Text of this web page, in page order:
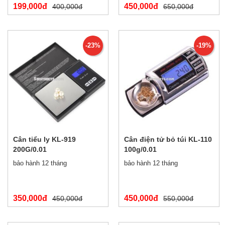
199,000đ 400,000đ 450,000đ 650,000đ
-23%
Cân tiểu ly KL-919
200G/0.01
bảo hành 12 tháng
350,000đ 450,000đ
-19%
Cân điện tử bỏ túi KL-110
100g/0.01
bảo hành 12 tháng
450,000đ 550,000đ